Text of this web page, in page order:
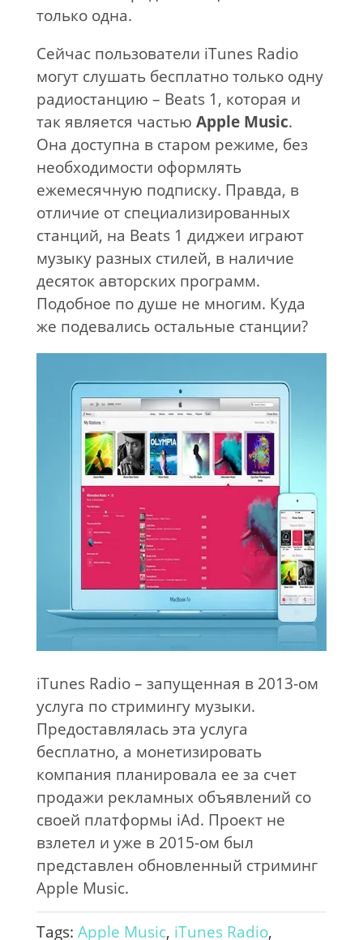
только одна.
Сейчас пользователи iTunes Radio
могут слушать бесплатно только одну
радиостанцию – Beats 1, которая и
так является частью Apple Music.
Она доступна в старом режиме, без
необходимости оформлять
ежемесячную подписку. Правда, в
отличие от специализированных
станций, на Beats 1 диджеи играют
музыку разных стилей, в наличие
десяток авторских программ.
Подобное по душе не многим. Куда
же подевались остальные станции?
iTunes Radio – запущенная в 2013-ом
услуга по стримингу музыки.
Предоставлялась эта услуга
бесплатно, а монетизировать
компания планировала ее за счет
продажи рекламных объявлений со
своей платформы iAd. Проект не
взлетел и уже в 2015-ом был
представлен обновленный стриминг
Apple Music.
Tags: Apple Music, iTunes Radio,